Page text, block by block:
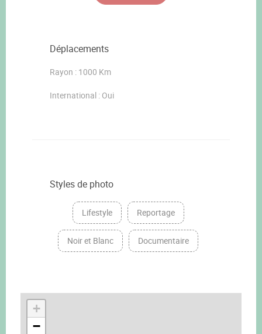
Déplacements
Rayon : 1000 Km
International : Oui
Styles de photo
Lifestyle Reportage
Noir et Blanc Documentaire
+
−